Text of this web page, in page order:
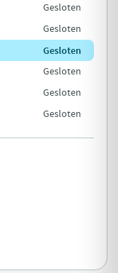
Gesloten
Gesloten
Gesloten
Gesloten
Gesloten
Gesloten